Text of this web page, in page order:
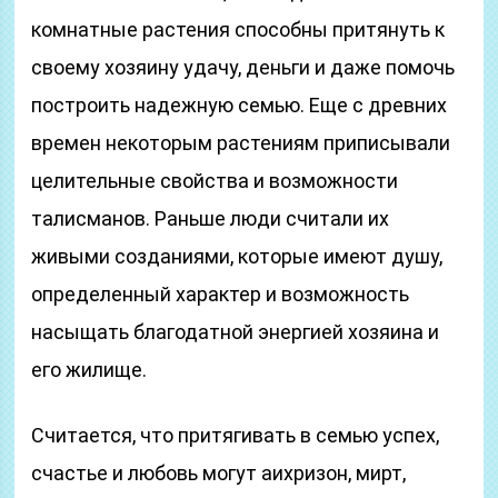
комнатные растения способны притянуть к
своему хозяину удачу, деньги и даже помочь
построить надежную семью. Еще с древних
времен некоторым растениям приписывали
целительные свойства и возможности
талисманов. Раньше люди считали их
живыми созданиями, которые имеют душу,
определенный характер и возможность
насыщать благодатной энергией хозяина и
его жилище.
Считается, что притягивать в семью успех,
счастье и любовь могут аихризон, мирт,